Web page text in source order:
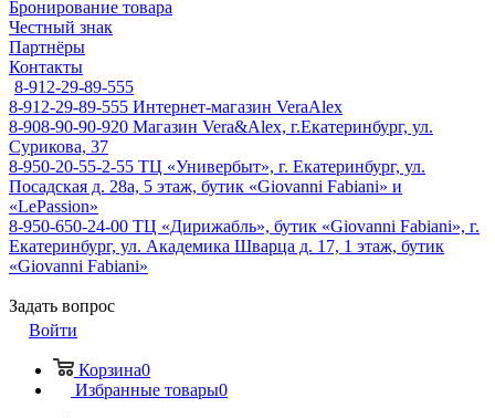
Бронирование товара
Честный знак
Партнёры
Контакты
8-912-29-89-555
8-912-29-89-555 Интернет-магазин VeraAlex
8-908-90-90-920 Магазин Vera&Alex, г.Екатеринбург, ул.
Сурикова, 37
8-950-20-55-2-55 ТЦ «Универбыт», г. Екатеринбург, ул.
Посадская д. 28а, 5 этаж, бутик «Giovanni Fabiani» и
«LePassion»
8-950-650-24-00 ТЦ «Дирижабль», бутик «Giovanni Fabiani», г.
Екатеринбург, ул. Академика Шварца д. 17, 1 этаж, бутик
«Giovanni Fabiani»
Задать вопрос
Войти
Корзина0
Избранные товары0